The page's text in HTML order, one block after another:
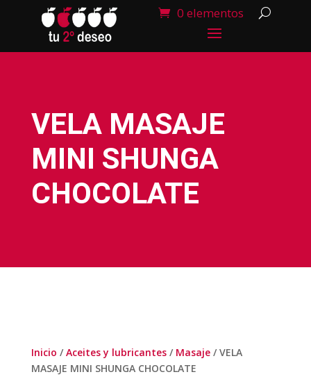
0 elementos
VELA MASAJE
MINI SHUNGA
CHOCOLATE
Inicio /Aceites y lubricantes/ Masaje/ VELA
MASAJE MINI SHUNGA CHOCOLATE